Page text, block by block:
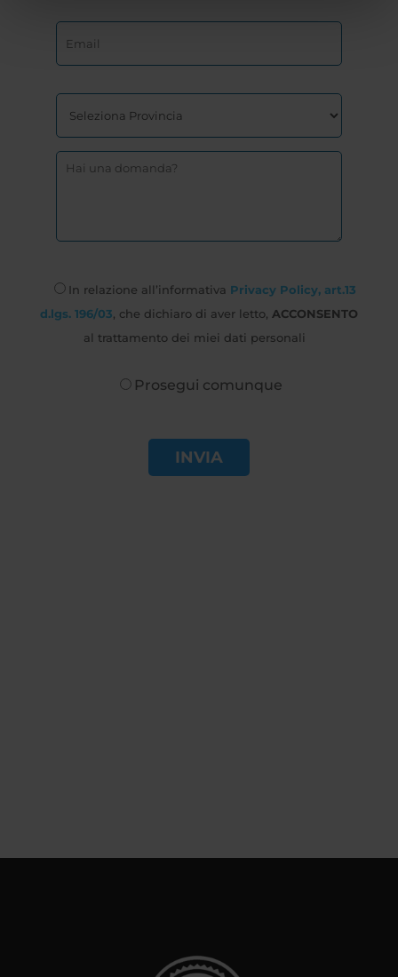
In relazione all’informativa Privacy Policy, art.13
d.lgs. 196/03 , che dichiaro di aver letto, ACCONSENTO
al trattamento dei miei dati personali
Prosegui comunque